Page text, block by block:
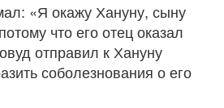
«Я окажу Хануну, сыну
что его отец оказал
отправил к Хануну
соболезнования о его